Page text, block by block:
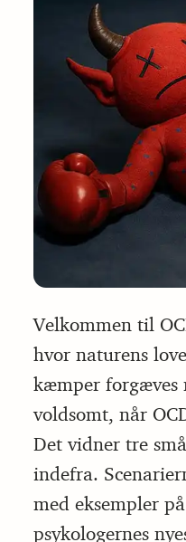
Velkommen til
hvor naturens
kæmper forgæves
voldsomt, når
Det vidner tre
indefra.
med eksempler
psykologernes